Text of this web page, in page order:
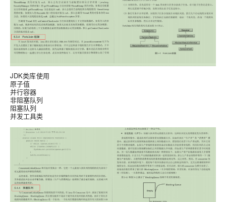
JDK类库使用
原子值
并行容器
非阻塞队列
阻塞队列
并发工具类